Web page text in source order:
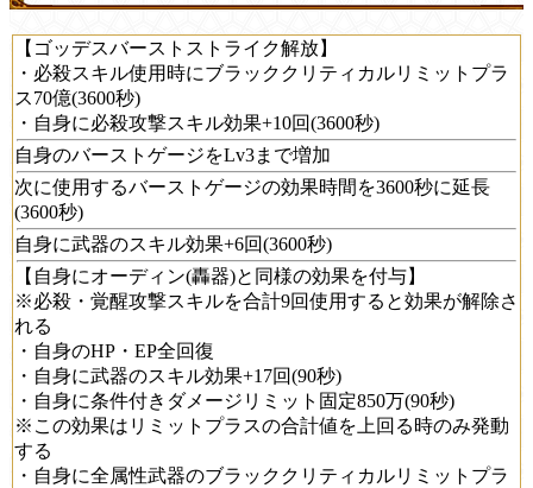
【ゴッデスバーストストライク解放】
・必殺スキル使用時にブラッククリティカルリミットプラ
ス70億(3600秒)
・自身に必殺攻撃スキル効果+10回(3600秒)
自身のバーストゲージをLv3まで増加
次に使用するバーストゲージの効果時間を3600秒に延長
(3600秒)
自身に武器のスキル効果+6回(3600秒)
【自身にオーディン(轟器)と同様の効果を付与】
※必殺・覚醒攻撃スキルを合計9回使用すると効果が解除さ
れる
・自身のHP・EP全回復
・自身に武器のスキル効果+17回(90秒)
・自身に条件付きダメージリミット固定850万(90秒)
※この効果はリミットプラスの合計値を上回る時のみ発動
する
・自身に全属性武器のブラッククリティカルリミットプラ